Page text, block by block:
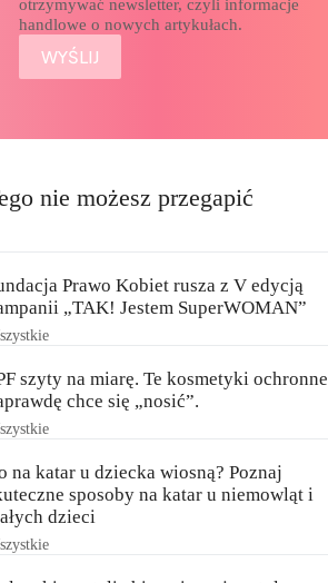
otrzymywać newsletter, czyli informacje
handlowe o nowych artykułach.
nie możesz przegapić
Prawo Kobiet rusza z V edycją
„TAK! Jestem SuperWOMAN”
szyty na miarę. Te kosmetyki ochronne
chce się „nosić”.
na katar u dziecka wiosną? Poznaj
sposoby na katar u niemowląt i
dzieci